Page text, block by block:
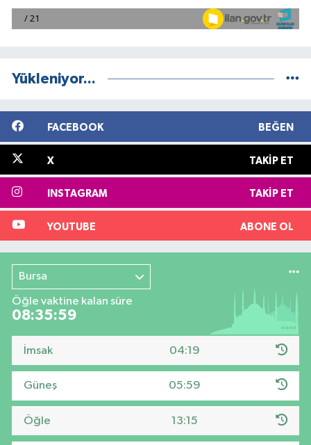
Yükleniyor...
FACEBOOK BEĞEN
X TAKIP ET
INSTAGRAM TAKIP ET
YOUTUBE ABONE OL
Bursa
Öğle vaktine kalan süre
08:35:58
İmsak 04:19
Güneş 05:59
Öğle 13:15